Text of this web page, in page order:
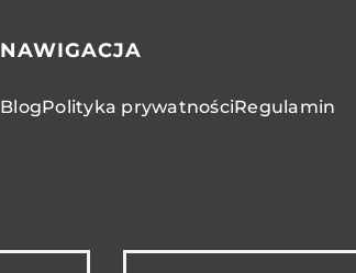
NAWIGACJA
BlogPolityka prywatnościRegulamin